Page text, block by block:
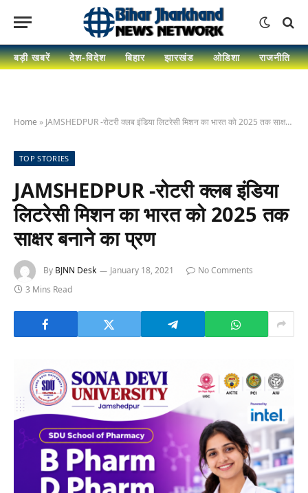
बड़ी खबरें देश-विदेश बिहार झारखंड ओडिशा राजनीति
Home » JAMSHEDPUR -रोटरी क्लब इंडिया लिटरेसी मिशन का भारत को 2025 तक साक्षर बनाने का प्रण
TOP STORIES
JAMSHEDPUR -रोटरी क्लब इंडिया
लिटरेसी मिशन का भारत को 2025 तक
साक्षर बनाने का प्रण
By BJNN Desk January 18, 2021
No Comments
3 Mins Read